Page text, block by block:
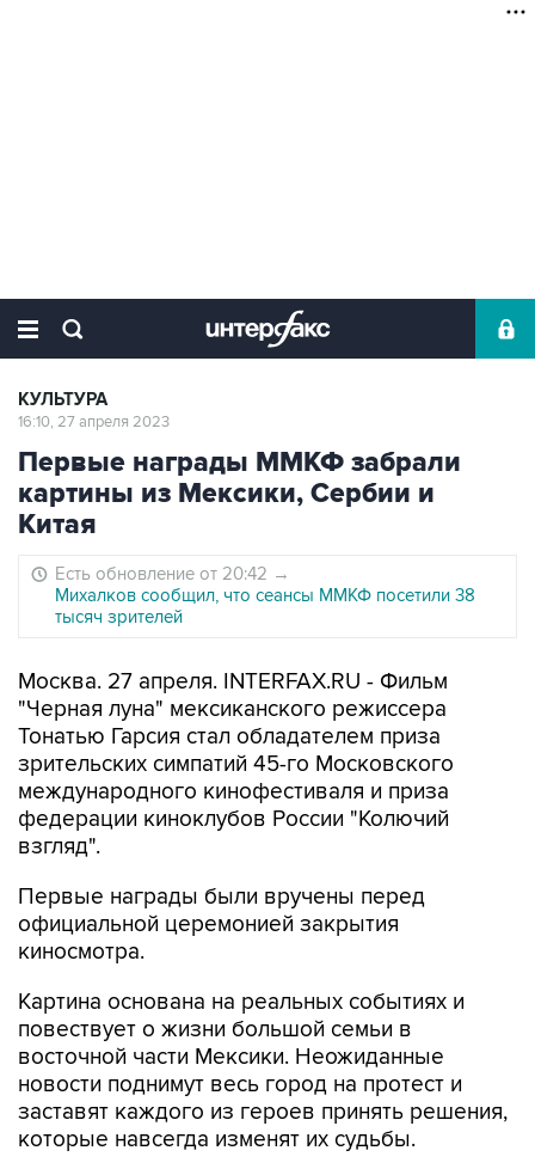
КУЛЬТУРА
16:10, 27 апреля 2023
Первые награды ММКФ забрали
картины из Мексики, Сербии и
Китая
Есть обновление от 20:42 →
Михалков сообщил, что сеансы ММКФ посетили 38
тысяч зрителей
Москва. 27 апреля. INTERFAX.RU - Фильм
"Черная луна" мексиканского режиссера
Тонатью Гарсия стал обладателем приза
зрительских симпатий 45-го Московского
международного кинофестиваля и приза
федерации киноклубов России "Колючий
взгляд".
Первые награды были вручены перед
официальной церемонией закрытия
киносмотра.
Картина основана на реальных событиях и
повествует о жизни большой семьи в
восточной части Мексики. Неожиданные
новости поднимут весь город на протест и
заставят каждого из героев принять решения,
которые навсегда изменят их судьбы.